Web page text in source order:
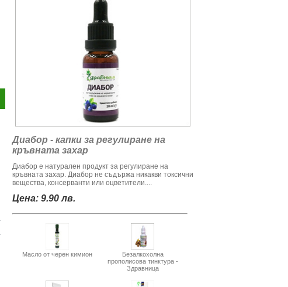
Диабор - капки за регулиране на
кръвната захар
Диабор е натурален продукт за регулиране на
кръвната захар. Диабор не съдържа никакви токсични
вещества, консерванти или оцветители....
Цена: 9.90 лв.
Масло от черен кимион
Безалкохолна
прополисова тинктура -
Здравница